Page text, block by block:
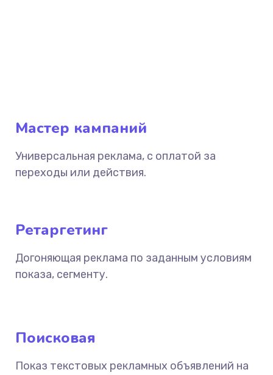
Мастер кампаний
Универсальная реклама, с оплатой за
переходы или действия.
Ретаргетинг
Догоняющая реклама по заданным условиям
показа, сегменту.
Поисковая
Показ текстовых рекламных объявлений на